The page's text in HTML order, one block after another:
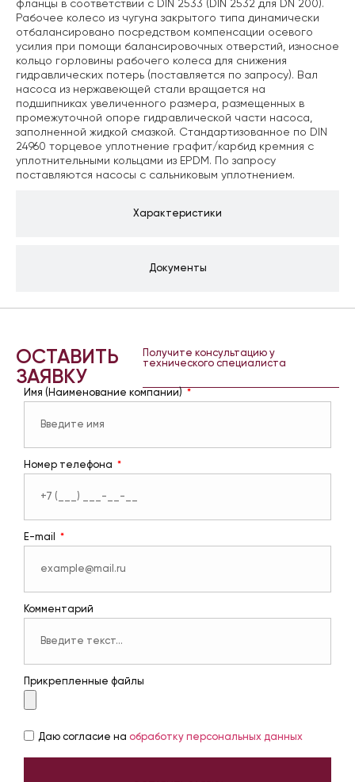
Характеристики
Документы
фланцы в соответствии с DIN 2533 (DIN 2532 для DN 200).
Рабочее колесо из чугуна закрытого типа динамически
отбалансировано посредством компенсации осевого
усилия при помощи балансировочных отверстий, износное
кольцо горловины рабочего колеса для снижения
гидравлических потерь (поставляется по запросу). Вал
насоса из нержавеющей стали вращается на
подшипниках увеличенного размера, размещенных в
промежуточной опоре гидравлической части насоса,
заполненной жидкой смазкой. Стандартизованное по DIN
24960 торцевое уплотнение графит/карбид кремния с
уплотнительными кольцами из EPDM. По запросу
поставляются насосы с сальниковым уплотнением.
ОСТАВИТЬ
ЗАЯВКУ
Получите консультацию у
технического специалиста
Имя (Наименование компании)
Номер телефона
E-mail
Комментарий
Прикрепленные файлы
Даю согласие на обработку персональных данных